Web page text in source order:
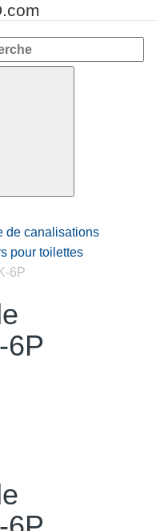
de canalisations
pour toilettes
6P
6P